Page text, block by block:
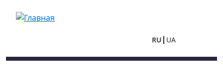
RU UA